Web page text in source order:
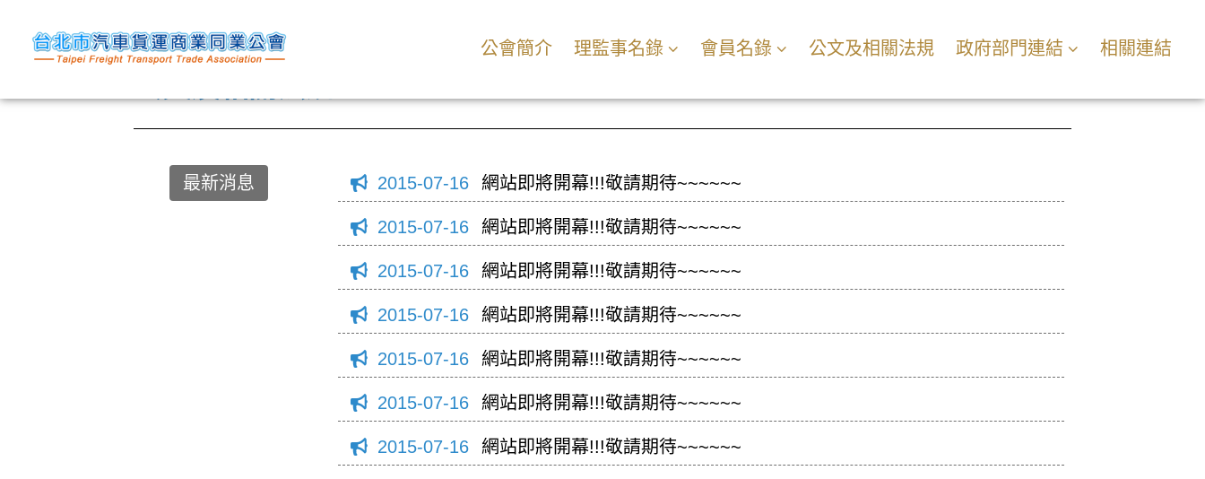
公會簡介 理監事名錄 會員名錄 公文及相關法規 政府部門連結 相關連結
最新消息 2015-07-16 網站即將開幕!!!敬請期待~~~~~~
2015-07-16 網站即將開幕!!!敬請期待~~~~~~
2015-07-16 網站即將開幕!!!敬請期待~~~~~~
2015-07-16 網站即將開幕!!!敬請期待~~~~~~
2015-07-16 網站即將開幕!!!敬請期待~~~~~~
2015-07-16 網站即將開幕!!!敬請期待~~~~~~
2015-07-16 網站即將開幕!!!敬請期待~~~~~~